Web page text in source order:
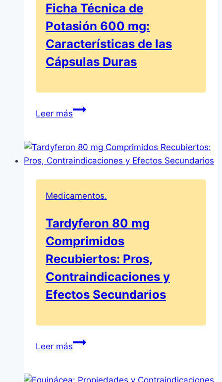
Ficha Técnica de
Potasión 600 mg:
Características de las
Cápsulas Duras
Leer másFicha
Potasión
600
de
Cápsulas
Duras
Medicamentos.
Tardyferon 80 mg
Comprimidos
Recubiertos: Pros,
Contraindicaciones y
Efectos Secundarios
Leer másTardyferon